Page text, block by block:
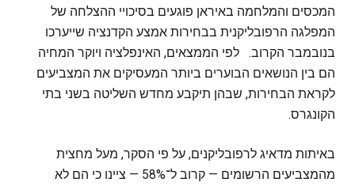
המכסים והמלחמה באיראן פוגעים בסיכויי ההצלחה של
המפלגה הרפובליקנית בבחירות אמצע הקדנציה שייערכו
בנובמבר הקרוב. לפי הממצאים, האינפלציה ויוקר המחיה
הם בין הנושאים הבוערים ביותר המעסיקים את המצביעים
לקראת הבחירות, שבהן תיקבע מחדש השליטה בשני בתי
הקונגרס.
באיתות מדאיג לרפובליקנים, על פי הסקר, מעל מחצית
מהמצביעים הרשומים — קרוב ל־58% — ציינו כי הם לא